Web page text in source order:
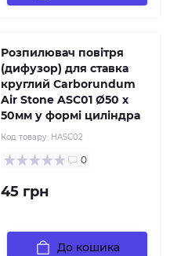
Розпилювач повітря
(дифузор) для ставка
круглий Carborundum
Air Stone ASC01 Ø50 х
50мм у формі циліндра
Код товару: HASC02
0
45 грн
До кошика